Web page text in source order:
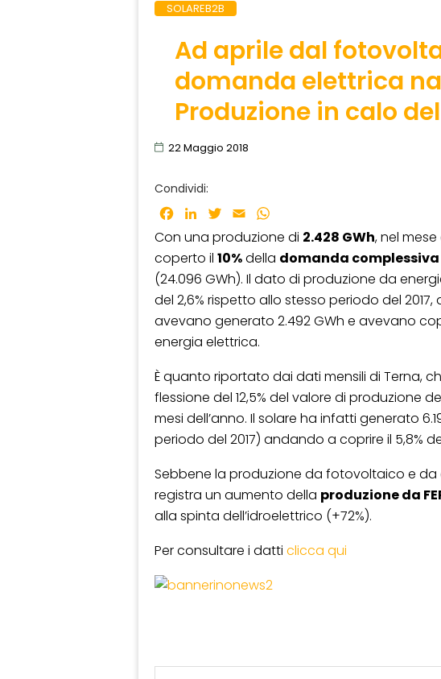
SOLAREB2B
Ad aprile dal
domanda elettrica
Produzione in calo
22 Maggio 2018
Condividi:
Facebook
LinkedInTwitter
Email
Con una produzione di 2.428 GWh, nel mese
coperto il 10%della domanda complessiva
(24.096 GWh). Il dato di produzione da
del 2,6% rispetto allo stesso periodo del
avevano generato 2.492 GWh e avevano
energia elettrica.
È quanto riportato dai dati mensili di Terna,
flessione del 12,5% del valore di produzione
mesi dell’anno. Il solare ha infatti generato
periodo del 2017) andando a coprire il 5,8%
Sebbene la produzione da fotovoltaico e da
registra un aumento della produzione da
alla spinta dell’idroelettrico (+72%).
Per consultare i datti clicca qui